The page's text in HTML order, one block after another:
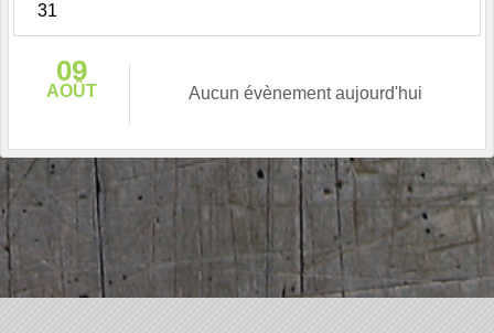
31
09
AOÛT Aucun évènement aujourd'hui